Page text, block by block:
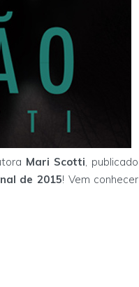
Mari Scotti, publicado
de 2015! Vem conhecer